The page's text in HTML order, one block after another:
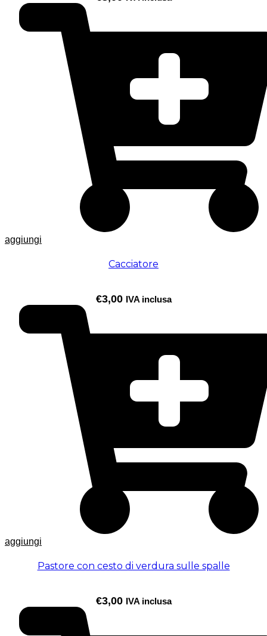
aggiungi
Cacciatore
€3,00 IVA inclusa
aggiungi
Pastore con cesto di verdura sulle spalle
€3,00 IVA inclusa